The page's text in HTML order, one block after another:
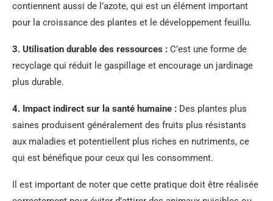
contiennent aussi de l’azote, qui est un élément important
pour la croissance des plantes et le développement feuillu.
3. Utilisation durable des ressources : C’est une forme de
recyclage qui réduit le gaspillage et encourage un jardinage
plus durable.
4. Impact indirect sur la santé humaine : Des plantes plus
saines produisent généralement des fruits plus résistants
aux maladies et potentiellent plus riches en nutriments, ce
qui est bénéfique pour ceux qui les consomment.
Il est important de noter que cette pratique doit être réalisée